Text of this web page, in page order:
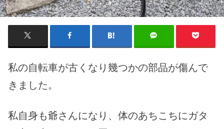
私の自転車が古くなり幾つかの部品が傷んで
きました。
私自身も爺さんになり、体のあちこちにガタ